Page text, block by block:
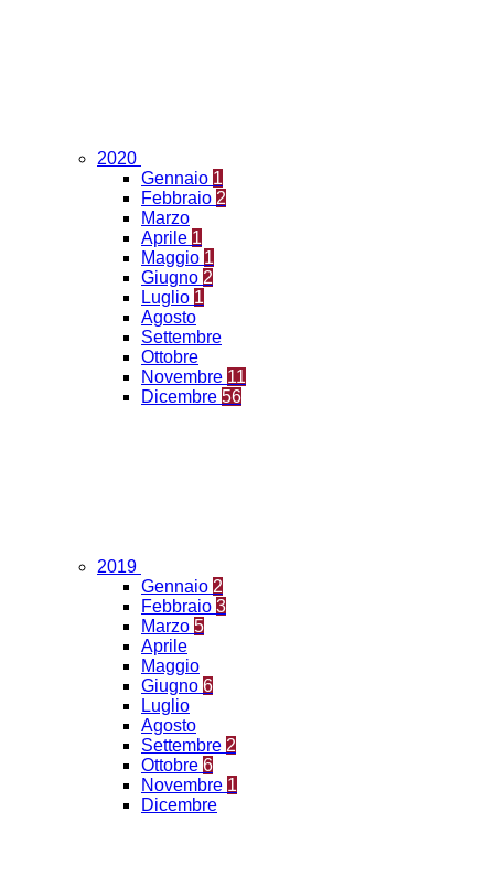
2020
Gennaio 1
Febbraio 2
Marzo
Aprile 1
Maggio 1
Giugno 2
Luglio 1
Agosto
Settembre
Ottobre
Novembre 11
Dicembre 56
2019
Gennaio 2
Febbraio 3
Marzo 5
Aprile
Maggio
Giugno 6
Luglio
Agosto
Settembre 2
Ottobre 6
Novembre 1
Dicembre